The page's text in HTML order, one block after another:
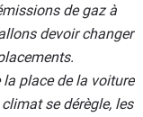
de gaz à
devoir changer
place de la voiture
se dérègle, les